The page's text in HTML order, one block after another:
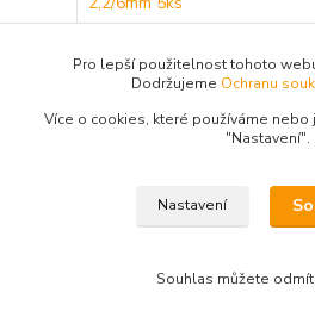
Mistrall pohyblivé očko SIC
2,2/6mm 5ks
Pohyblivé očko. průměr
/ks
Pro lepší použitelnost tohoto
Dodržujeme Ochranu
Více o cookies, které používáme nebo
"Nastavení".
Nastavení
Souhlas můžete